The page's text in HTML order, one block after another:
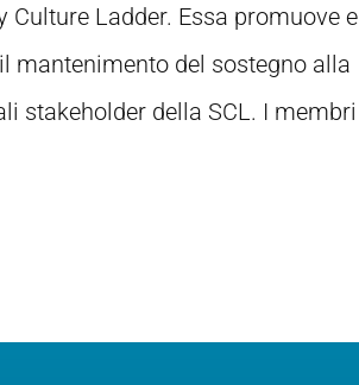
Ladder. Essa promuove e
mantenimento del sostegno alla
stakeholder della SCL. I membri